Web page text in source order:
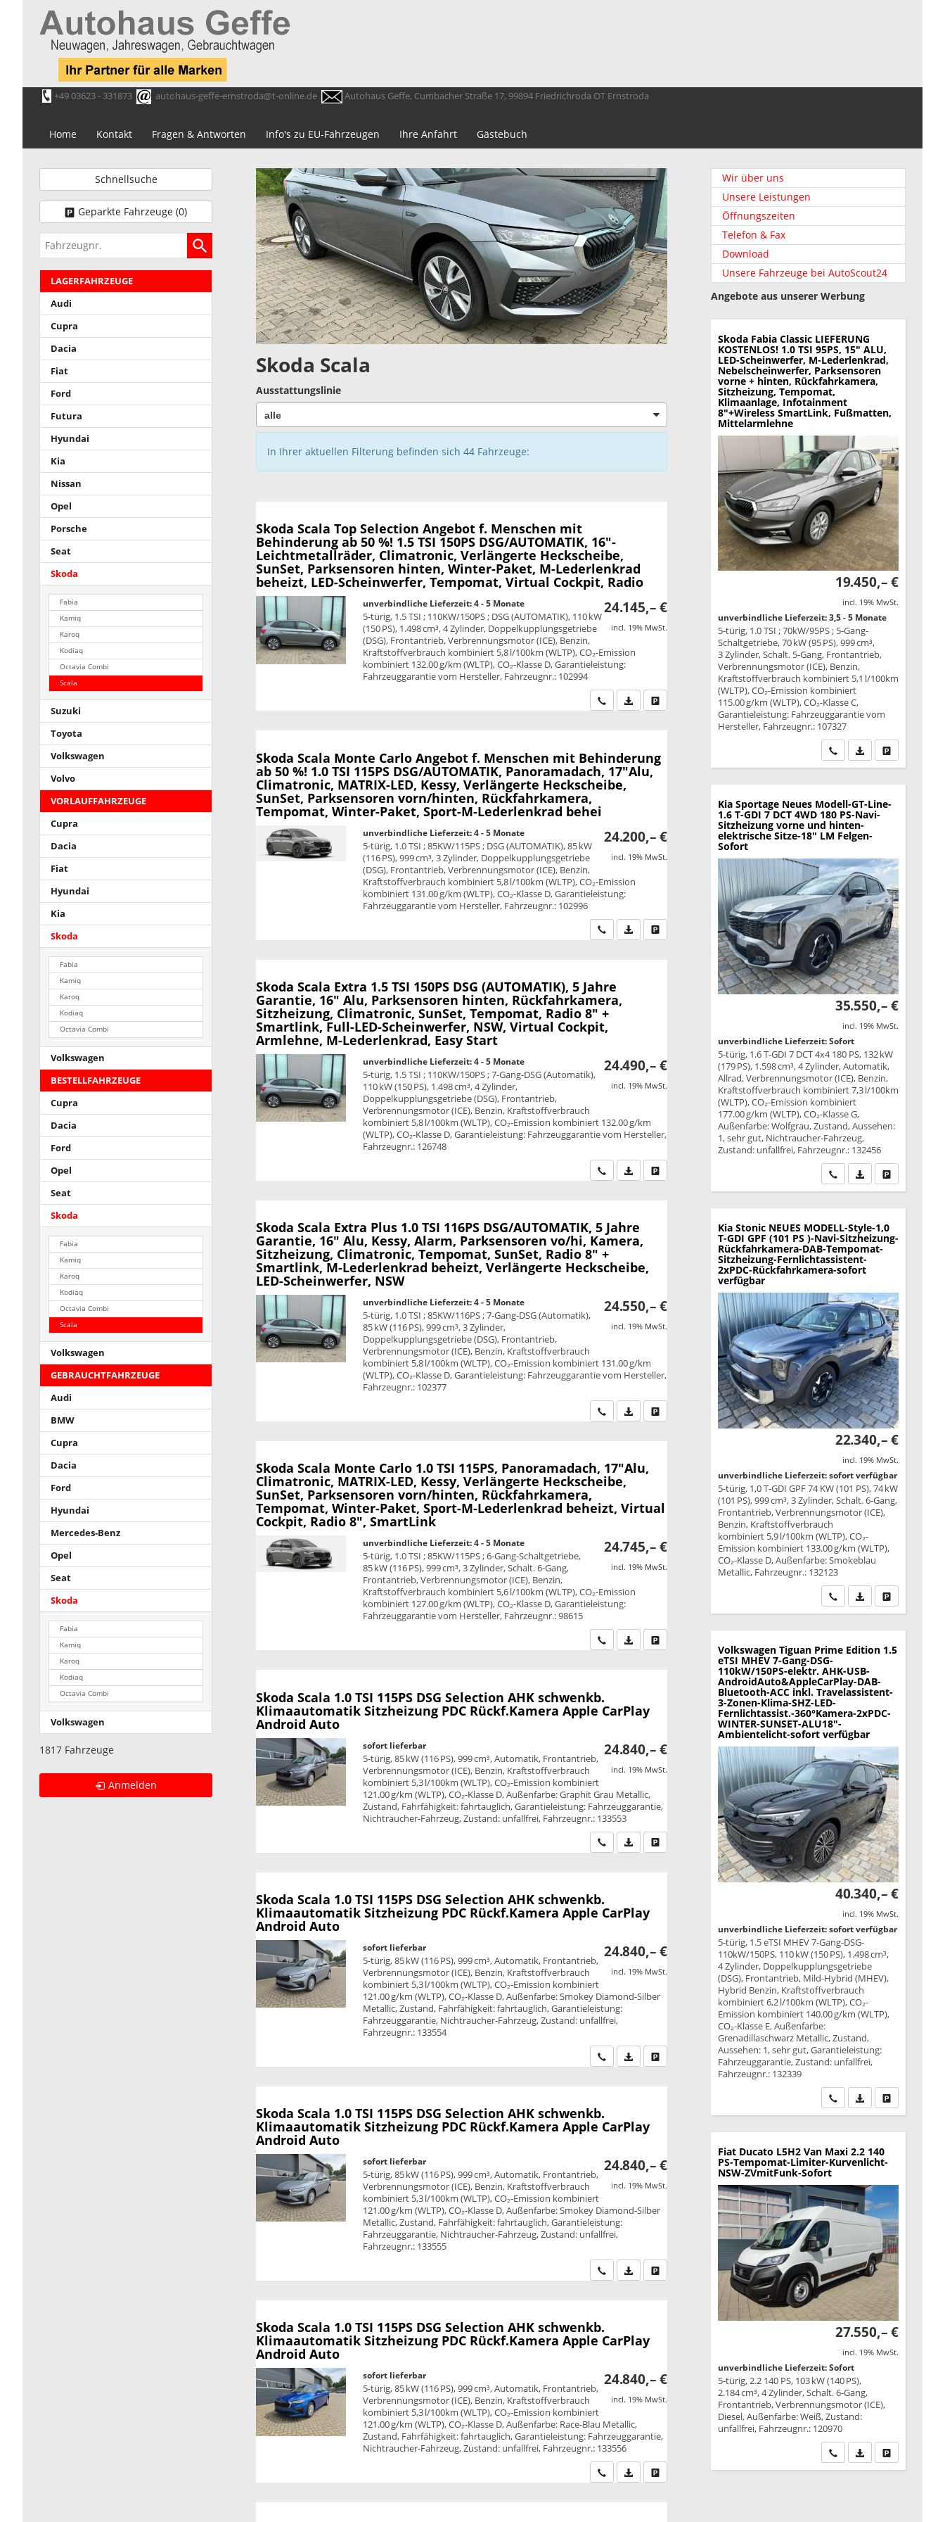
+49 03623 - 331873 autohaus-geffe-ernstroda@t-online.de Autohaus Geffe, Cumbacher Straße 17, 99894 Friedrichroda OT Ernstroda
Home Kontakt Fragen & Antworten Info's zu EU-Fahrzeugen Ihre Anfahrt Gästebuch
Skoda Scala
Ausstattungslinie
In Ihrer aktuellen Filterung befinden sich 44Fahrzeuge:
Skoda Scala Top Selection Angebot f. Menschen mit
Behinderung ab 50 %! 1.5 TSI 150PS DSG/AUTOMATIK, 16"-
Leichtmetallräder, Climatronic, Verlängerte Heckscheibe,
SunSet, Parksensoren hinten, Winter-Paket, M-Lederlenkrad
beheizt, LED-Scheinwerfer, Tempomat, Virtual Cockpit, Radio
24.145,– €
incl. 19% MwSt.
unverbindliche Lieferzeit: 4 - 5 Monate
5-türig, 1.5 TSI ; 110KW/150PS ; DSG (AUTOMATIK), 110 kW
(150 PS), 1.498 cm³, 4 Zylinder, Doppelkupplungsgetriebe
(DSG), Frontantrieb, Verbrennungsmotor (ICE), Benzin,
Kraftstoffverbrauch kombiniert 5,8 l/100km (WLTP), CO₂-Emission
kombiniert 132.00 g/km (WLTP), CO₂-Klasse D, Garantieleistung:
Fahrzeuggarantie vom Hersteller, Fahrzeugnr.: 102994
Wir rufen Sie anPDF-Datei, Fahrzeugexposé drucken
Drucken, parken oder vergleichen
Skoda Scala Monte Carlo Angebot f. Menschen mit Behinderung
ab 50 %! 1.0 TSI 115PS DSG/AUTOMATIK, Panoramadach, 17"Alu,
Climatronic, MATRIX-LED, Kessy, Verlängerte Heckscheibe,
SunSet, Parksensoren vorn/hinten, Rückfahrkamera,
Tempomat, Winter-Paket, Sport-M-Lederlenkrad behei
24.200,– €
incl. 19% MwSt.
unverbindliche Lieferzeit: 4 - 5 Monate
5-türig, 1.0 TSI ; 85KW/115PS ; DSG (AUTOMATIK), 85 kW
(116 PS), 999 cm³, 3 Zylinder, Doppelkupplungsgetriebe
(DSG), Frontantrieb, Verbrennungsmotor (ICE), Benzin,
Kraftstoffverbrauch kombiniert 5,8 l/100km (WLTP), CO₂-Emission
kombiniert 131.00 g/km (WLTP), CO₂-Klasse D, Garantieleistung:
Fahrzeuggarantie vom Hersteller, Fahrzeugnr.: 102996
Wir rufen Sie anPDF-Datei, Fahrzeugexposé drucken
Drucken, parken oder vergleichen
Skoda Scala Extra 1.5 TSI 150PS DSG (AUTOMATIK), 5 Jahre
Garantie, 16" Alu, Parksensoren hinten, Rückfahrkamera,
Sitzheizung, Climatronic, SunSet, Tempomat, Radio 8" +
Smartlink, Full-LED-Scheinwerfer, NSW, Virtual Cockpit,
Armlehne, M-Lederlenkrad, Easy Start
24.490,– €
incl. 19% MwSt.
unverbindliche Lieferzeit: 4 - 5 Monate
5-türig, 1.5 TSI ; 110KW/150PS ; 7-Gang-DSG (Automatik),
110 kW (150 PS), 1.498 cm³, 4 Zylinder,
Doppelkupplungsgetriebe (DSG), Frontantrieb,
Verbrennungsmotor (ICE), Benzin, Kraftstoffverbrauch
kombiniert 5,8 l/100km (WLTP), CO₂-Emission kombiniert 132.00 g/km
(WLTP), CO₂-Klasse D, Garantieleistung: Fahrzeuggarantie vom Hersteller,
Fahrzeugnr.: 126748
Wir rufen Sie anPDF-Datei, Fahrzeugexposé drucken
Skoda Scala Extra Plus 1.0 TSI 116PS DSG/AUTOMATIK, 5 Jahre
Garantie, 16" Alu, Kessy, Alarm, Parksensoren vo/hi, Kamera,
Sitzheizung, Climatronic, Tempomat, SunSet, Radio 8" +
Smartlink, M-Lederlenkrad beheizt, Verlängerte Heckscheibe,
LED-Scheinwerfer, NSW
24.550,– €
incl. 19% MwSt.
unverbindliche Lieferzeit: 4 - 5 Monate
5-türig, 1.0 TSI ; 85KW/116PS ; 7-Gang-DSG (Automatik),
85 kW (116 PS), 999 cm³, 3 Zylinder,
Doppelkupplungsgetriebe (DSG), Frontantrieb,
Verbrennungsmotor (ICE), Benzin, Kraftstoffverbrauch
kombiniert 5,8 l/100km (WLTP), CO₂-Emission kombiniert 131.00 g/km
(WLTP), CO₂-Klasse D, Garantieleistung: Fahrzeuggarantie vom Hersteller,
Fahrzeugnr.: 102377
Wir rufen Sie anPDF-Datei, Fahrzeugexposé drucken
Drucken, parken oder vergleichen
Skoda Scala Monte Carlo 1.0 TSI 115PS, Panoramadach, 17"Alu,
Climatronic, MATRIX-LED, Kessy, Verlängerte Heckscheibe,
SunSet, Parksensoren vorn/hinten, Rückfahrkamera,
Tempomat, Winter-Paket, Sport-M-Lederlenkrad beheizt, Virtual
Cockpit, Radio 8", SmartLink
24.745,– €
incl. 19% MwSt.
unverbindliche Lieferzeit: 4 - 5 Monate
5-türig, 1.0 TSI ; 85KW/115PS ; 6-Gang-Schaltgetriebe,
85 kW (116 PS), 999 cm³, 3 Zylinder, Schalt. 6-Gang,
Frontantrieb, Verbrennungsmotor (ICE), Benzin,
Kraftstoffverbrauch kombiniert 5,6 l/100km (WLTP), CO₂-Emission
kombiniert 127.00 g/km (WLTP), CO₂-Klasse D, Garantieleistung:
Fahrzeuggarantie vom Hersteller, Fahrzeugnr.: 98615
Wir rufen Sie anPDF-Datei, Fahrzeugexposé drucken
Skoda Scala 1.0 TSI 115PS DSG Selection AHK schwenkb.
Klimaautomatik Sitzheizung PDC Rückf.Kamera Apple CarPlay
Android Auto
24.840,– €
incl. 19% MwSt.
sofort lieferbar
5-türig, 85 kW (116 PS), 999 cm³, Automatik, Frontantrieb,
Verbrennungsmotor (ICE), Benzin, Kraftstoffverbrauch
kombiniert 5,3 l/100km (WLTP), CO₂-Emission kombiniert
121.00 g/km (WLTP), CO₂-Klasse D, Außenfarbe: Graphit Grau Metallic,
Zustand, Fahrfähigkeit: fahrtauglich, Garantieleistung: Fahrzeuggarantie,
Nichtraucher-Fahrzeug, Zustand: unfallfrei, Fahrzeugnr.: 133553
Wir rufen Sie anPDF-Datei, Fahrzeugexposé drucken
Drucken, parken oder vergleichen
Skoda Scala 1.0 TSI 115PS DSG Selection AHK schwenkb.
Klimaautomatik Sitzheizung PDC Rückf.Kamera Apple CarPlay
Android Auto
24.840,– €
incl. 19% MwSt.
sofort lieferbar
5-türig, 85 kW (116 PS), 999 cm³, Automatik, Frontantrieb,
Verbrennungsmotor (ICE), Benzin, Kraftstoffverbrauch
kombiniert 5,3 l/100km (WLTP), CO₂-Emission kombiniert
121.00 g/km (WLTP), CO₂-Klasse D, Außenfarbe: Smokey Diamond-Silber
Metallic, Zustand, Fahrfähigkeit: fahrtauglich, Garantieleistung:
Fahrzeuggarantie, Nichtraucher-Fahrzeug, Zustand: unfallfrei,
Fahrzeugnr.: 133554
Wir rufen Sie anPDF-Datei, Fahrzeugexposé drucken
Drucken, parken oder vergleichen
Skoda Scala 1.0 TSI 115PS DSG Selection AHK schwenkb.
Klimaautomatik Sitzheizung PDC Rückf.Kamera Apple CarPlay
Android Auto
24.840,– €
incl. 19% MwSt.
sofort lieferbar
5-türig, 85 kW (116 PS), 999 cm³, Automatik, Frontantrieb,
Verbrennungsmotor (ICE), Benzin, Kraftstoffverbrauch
kombiniert 5,3 l/100km (WLTP), CO₂-Emission kombiniert
121.00 g/km (WLTP), CO₂-Klasse D, Außenfarbe: Smokey Diamond-Silber
Metallic, Zustand, Fahrfähigkeit: fahrtauglich, Garantieleistung:
Fahrzeuggarantie, Nichtraucher-Fahrzeug, Zustand: unfallfrei,
Fahrzeugnr.: 133555
Wir rufen Sie anPDF-Datei, Fahrzeugexposé drucken
Drucken, parken oder vergleichen
Skoda Scala 1.0 TSI 115PS DSG Selection AHK schwenkb.
Klimaautomatik Sitzheizung PDC Rückf.Kamera Apple CarPlay
Android Auto
24.840,– €
incl. 19% MwSt.
sofort lieferbar
5-türig, 85 kW (116 PS), 999 cm³, Automatik, Frontantrieb,
Verbrennungsmotor (ICE), Benzin, Kraftstoffverbrauch
kombiniert 5,3 l/100km (WLTP), CO₂-Emission kombiniert
121.00 g/km (WLTP), CO₂-Klasse D, Außenfarbe: Race-Blau Metallic,
Zustand, Fahrfähigkeit: fahrtauglich, Garantieleistung: Fahrzeuggarantie,
Nichtraucher-Fahrzeug, Zustand: unfallfrei, Fahrzeugnr.: 133556
Wir rufen Sie anPDF-Datei, Fahrzeugexposé drucken
Drucken, parken oder vergleichen
Schnellsuche
Geparkte Fahrzeuge (0)
Fahrzeugnr.
LAGERFAHRZEUGE
Audi
Cupra
Dacia
Fiat
Ford
Futura
Hyundai
Kia
Nissan
Opel
Porsche
Seat
Skoda
Fabia
Kamiq
Karoq
Kodiaq
Octavia Combi
Scala
Suzuki
Toyota
Volkswagen
Volvo
VORLAUFFAHRZEUGE
Cupra
Dacia
Fiat
Hyundai
Kia
Skoda
Fabia
Kamiq
Karoq
Kodiaq
Octavia Combi
Volkswagen
BESTELLFAHRZEUGE
Cupra
Dacia
Ford
Opel
Seat
Skoda
Fabia
Kamiq
Karoq
Kodiaq
Octavia Combi
Scala
Volkswagen
GEBRAUCHTFAHRZEUGE
Audi
BMW
Cupra
Dacia
Ford
Hyundai
Mercedes-Benz
Opel
Seat
Skoda
Fabia
Kamiq
Karoq
Kodiaq
Octavia Combi
Volkswagen
1817 Fahrzeuge
Anmelden
Wir über uns
Unsere Leistungen
Öffnungszeiten
Telefon & Fax
Download
Unsere Fahrzeuge bei AutoScout24
Angebote aus unserer Werbung
Skoda Fabia Classic LIEFERUNG
KOSTENLOS! 1.0 TSI 95PS, 15" ALU,
LED-Scheinwerfer, M-Lederlenkrad,
Nebelscheinwerfer, Parksensoren
vorne + hinten, Rückfahrkamera,
Sitzheizung, Tempomat,
Klimaanlage, Infotainment
8"+Wireless SmartLink, Fußmatten,
Mittelarmlehne
19.450,– €
incl. 19% MwSt.
unverbindliche Lieferzeit: 3,5 - 5 Monate
5-türig, 1.0 TSI ; 70kW/95PS ; 5-Gang-
Schaltgetriebe, 70 kW (95 PS), 999 cm³,
3 Zylinder, Schalt. 5-Gang, Frontantrieb,
Verbrennungsmotor (ICE), Benzin,
Kraftstoffverbrauch kombiniert 5,1 l/100km
(WLTP), CO₂-Emission kombiniert
115.00 g/km (WLTP), CO₂-Klasse C,
Garantieleistung: Fahrzeuggarantie vom
Hersteller, Fahrzeugnr.: 107327
Wir rufen Sie an
PDF-Datei,Drucken,
Kia Sportage Neues Modell-GT-Line-
1.6 T-GDI 7 DCT 4WD 180 PS-Navi-
Sitzheizung vorne und hinten-
elektrische Sitze-18" LM Felgen-
Sofort
35.550,– €
incl. 19% MwSt.
unverbindliche Lieferzeit: Sofort
5-türig, 1.6 T-GDI 7 DCT 4x4 180 PS, 132 kW
(179 PS), 1.598 cm³, 4 Zylinder, Automatik,
Allrad, Verbrennungsmotor (ICE), Benzin,
Kraftstoffverbrauch kombiniert 7,3 l/100km
(WLTP), CO₂-Emission kombiniert
177.00 g/km (WLTP), CO₂-Klasse G,
Außenfarbe: Wolfgrau, Zustand, Aussehen:
1, sehr gut, Nichtraucher-Fahrzeug,
Zustand: unfallfrei, Fahrzeugnr.: 132456
Wir rufen Sie an
PDF-Datei,Drucken,
Kia Stonic NEUES MODELL-Style-1,0
T-GDI GPF (101 PS )-Navi-Sitzheizung-
Rückfahrkamera-DAB-Tempomat-
Sitzheizung-Fernlichtassistent-
2xPDC-Rückfahrkamera-sofort
verfügbar
22.340,– €
incl. 19% MwSt.
unverbindliche Lieferzeit: sofort verfügbar
5-türig, 1,0 T-GDI GPF 74 KW (101 PS), 74 kW
(101 PS), 999 cm³, 3 Zylinder, Schalt. 6-Gang,
Frontantrieb, Verbrennungsmotor (ICE),
Benzin, Kraftstoffverbrauch
kombiniert 5,9 l/100km (WLTP), CO₂-
Emission kombiniert 133.00 g/km (WLTP),
CO₂-Klasse D, Außenfarbe: Smokeblau
Metallic, Fahrzeugnr.: 132123
Wir rufen Sie an
PDF-Datei,Drucken,
Volkswagen Tiguan Prime Edition 1.5
eTSI MHEV 7-Gang-DSG-
110kW/150PS-elektr. AHK-USB-
AndroidAuto&AppleCarPlay-DAB-
Bluetooth-ACC inkl. Travelassistent-
3-Zonen-Klima-SHZ-LED-
Fernlichtassist.-360°Kamera-2xPDC-
WINTER-SUNSET-ALU18"-
Ambientelicht-sofort verfügbar
40.340,– €
incl. 19% MwSt.
unverbindliche Lieferzeit: sofort verfügbar
5-türig, 1.5 eTSI MHEV 7-Gang-DSG-
110kW/150PS, 110 kW (150 PS), 1.498 cm³,
4 Zylinder, Doppelkupplungsgetriebe
(DSG), Frontantrieb, Mild-Hybrid (MHEV),
Hybrid Benzin, Kraftstoffverbrauch
kombiniert 6,2 l/100km (WLTP), CO₂-
Emission kombiniert 140.00 g/km (WLTP),
CO₂-Klasse E, Außenfarbe:
Grenadillaschwarz Metallic, Zustand,
Aussehen: 1, sehr gut, Garantieleistung:
Fahrzeuggarantie, Zustand: unfallfrei,
Fahrzeugnr.: 132339
Wir rufen Sie an
PDF-Datei,Drucken,
Fiat Ducato L5H2 Van Maxi 2.2 140
PS-Tempomat-Limiter-Kurvenlicht-
NSW-ZVmitFunk-Sofort
27.550,– €
incl. 19% MwSt.
unverbindliche Lieferzeit: Sofort
5-türig, 2.2 140 PS, 103 kW (140 PS),
2.184 cm³, 4 Zylinder, Schalt. 6-Gang,
Frontantrieb, Verbrennungsmotor (ICE),
Diesel, Außenfarbe: Weiß, Zustand:
unfallfrei, Fahrzeugnr.: 120970
Wir rufen Sie an
PDF-Datei,Drucken,